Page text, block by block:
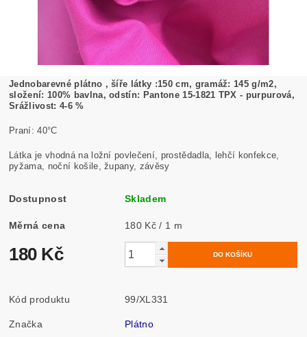
Jednobarevné plátno , šíře látky :150 cm, gramáž: 145 g/m2,
složení: 100% bavlna, odstín: Pantone 15-1821 TPX - purpurová,
Srážlivost: 4-6 %
Praní: 40°C
Látka je vhodná na ložní povlečení, prostědadla, lehčí konfekce,
pyžama, noční košile, župany, závěsy
Dostupnost Skladem
Měrná cena 180 Kč / 1 m
180 Kč
Kód produktu 99/XL331
Značka Plátno